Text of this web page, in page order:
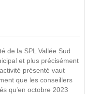
de la SPL Vallée Sud
et plus précisément
présenté vaut
que les conseillers
qu’en octobre 2023